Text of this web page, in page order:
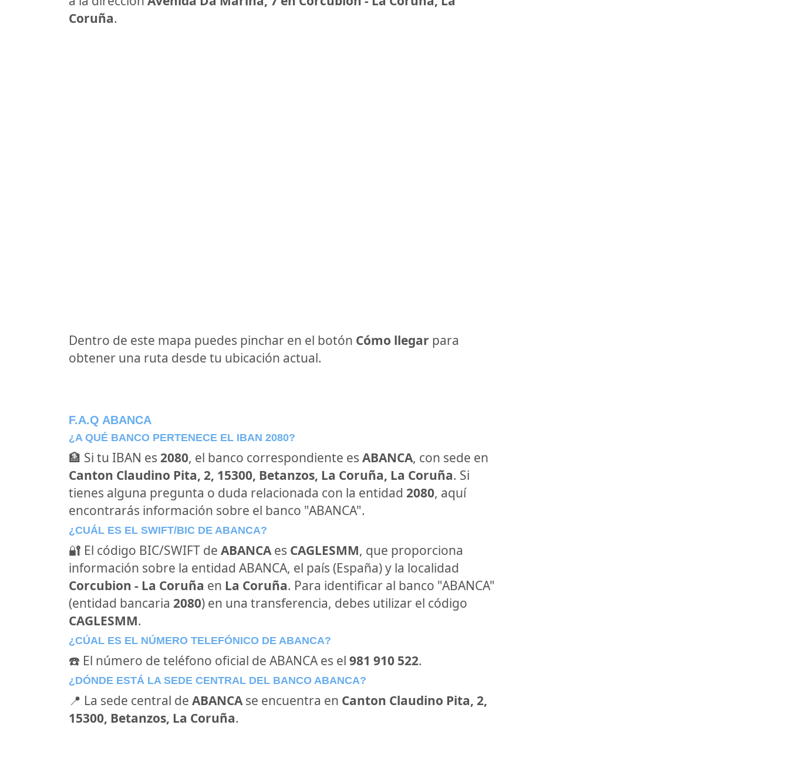
Coruña.
Dentro de este mapa puedes pinchar en el botón Cómo llegar para
obtener una ruta desde tu ubicación actual.
F.A.Q ABANCA
¿A QUÉ BANCO PERTENECE EL IBAN 2080?
🏦 Si tu IBAN es 2080, el banco correspondiente es ABANCA, con sede en
Canton Claudino Pita, 2, 15300, Betanzos, La Coruña, La Coruña. Si
tienes alguna pregunta o duda relacionada con la entidad 2080, aquí
encontrarás información sobre el banco "ABANCA".
¿CUÁL ES EL SWIFT/BIC DE ABANCA?
🔐 El código BIC/SWIFT de ABANCAes CAGLESMM, que proporciona
información sobre la entidad ABANCA, el país (España) y la localidad
Corcubion - La Coruña en La Coruña. Para identificar al banco "ABANCA"
(entidad bancaria 2080) en una transferencia, debes utilizar el código
CAGLESMM.
¿CÚAL ES EL NÚMERO TELEFÓNICO DE ABANCA?
☎️ El número de teléfono oficial de ABANCA es el 981 910 522.
¿DÓNDE ESTÁ LA SEDE CENTRAL DEL BANCO ABANCA?
📍 La sede central de ABANCAse encuentra en Canton Claudino Pita, 2,
15300, Betanzos, La Coruña.